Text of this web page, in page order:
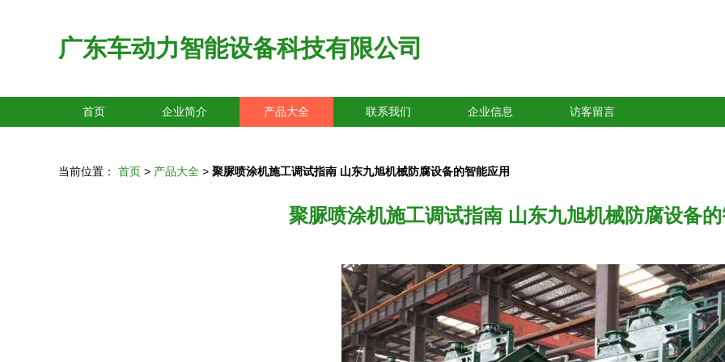
广东车动力智能设备科技有限公司
首页 企业简介 产品大全 联系我们 企业信息 访客留言
当前位置： 首页 > 产品大全 > 聚脲喷涂机施工调试指南 山东九旭机械防腐设备的智能应用
聚脲喷涂机施工调试指南 山东九旭机械防腐设备